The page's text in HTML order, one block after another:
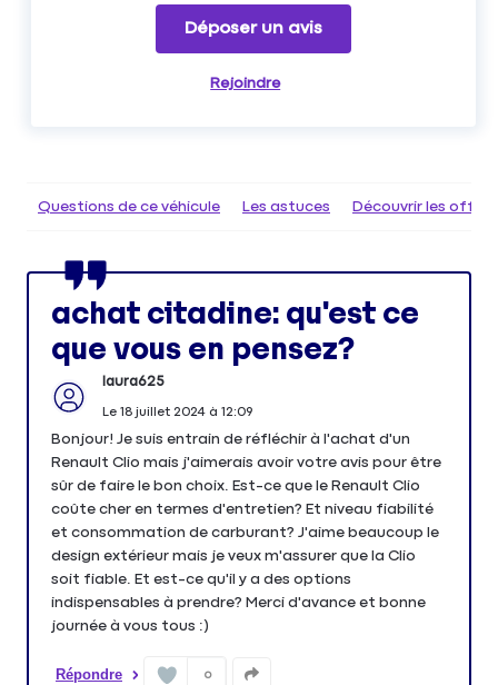
Déposer un avis
Rejoindre
Questions de ce véhicule Les astuces Découvrir les
achat citadine: qu'est ce
que vous en pensez?
laura625
Le 18 juillet 2024à 12:09
Bonjour! Je suis entrain de réfléchir à l'achat d'un
Renault Clio mais j'aimerais avoir votre avis pour être
sûr de faire le bon choix. Est-ce que le Renault Clio
coûte cher en termes d'entretien? Et niveau fiabilité
et consommation de carburant? J'aime beaucoup le
design extérieur mais je veux m'assurer que la Clio
soit fiable. Et est-ce qu'il y a des options
indispensables à prendre? Merci d'avance et bonne
journée à vous tous :)
Répondre 0